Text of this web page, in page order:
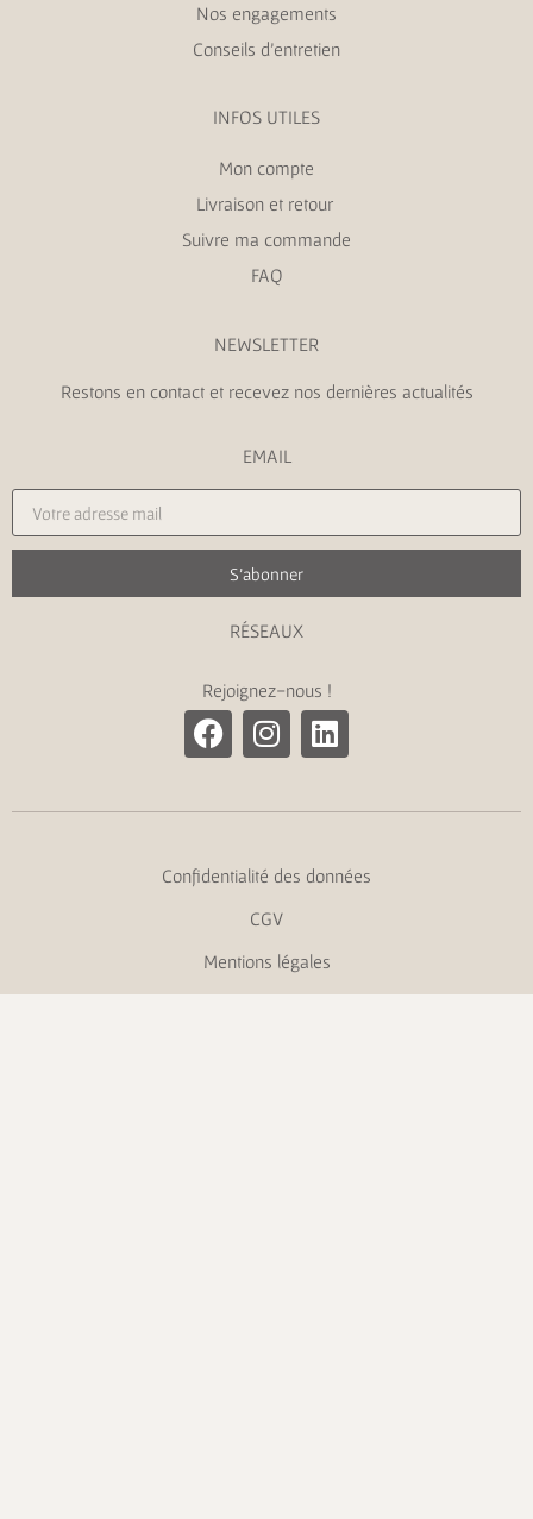
Nos engagements
Conseils d’entretien
INFOS UTILES
Mon compte
Livraison et retour
Suivre ma commande
FAQ
NEWSLETTER
Restons en contact et recevez nos dernières actualités
EMAIL
S'abonner
RÉSEAUX
Rejoignez-nous !
Confidentialité des données
CGV
Mentions légales